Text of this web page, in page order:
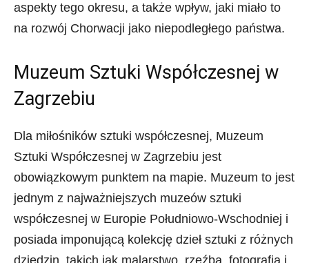
aspekty tego okresu, a także wpływ, jaki miało to
na rozwój Chorwacji jako niepodległego państwa.
Muzeum Sztuki Współczesnej w
Zagrzebiu
Dla miłośników sztuki współczesnej, Muzeum
Sztuki Współczesnej w Zagrzebiu jest
obowiązkowym punktem na mapie. Muzeum to jest
jednym z najważniejszych muzeów sztuki
współczesnej w Europie Południowo-Wschodniej i
posiada imponującą kolekcję dzieł sztuki z różnych